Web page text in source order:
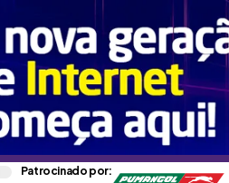
Patrocinado por: